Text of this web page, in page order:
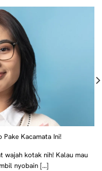
Pake Kacamata Ini!
wajah kotak nih! Kalau mau
nyobain [...]